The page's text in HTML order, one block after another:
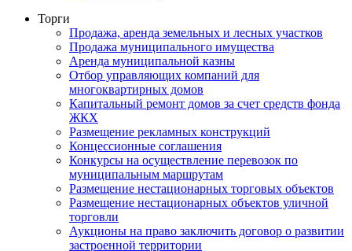
Торги
Продажа, аренда земельных и лесных участков
Продажа муниципального имущества
Аренда муниципальной казны
Отбор управляющих компаний для
многоквартирных домов
Капитальный ремонт домов за счет средств фонда
ЖКХ
Размещение рекламных конструкций
Концессионные соглашения
Конкурсы на осуществление перевозок по
муниципальным маршрутам
Размещение нестационарных торговых объектов
Размещение нестационарных объектов уличной
торговли
Аукционы на право заключить договор о развитии
застроенной территории